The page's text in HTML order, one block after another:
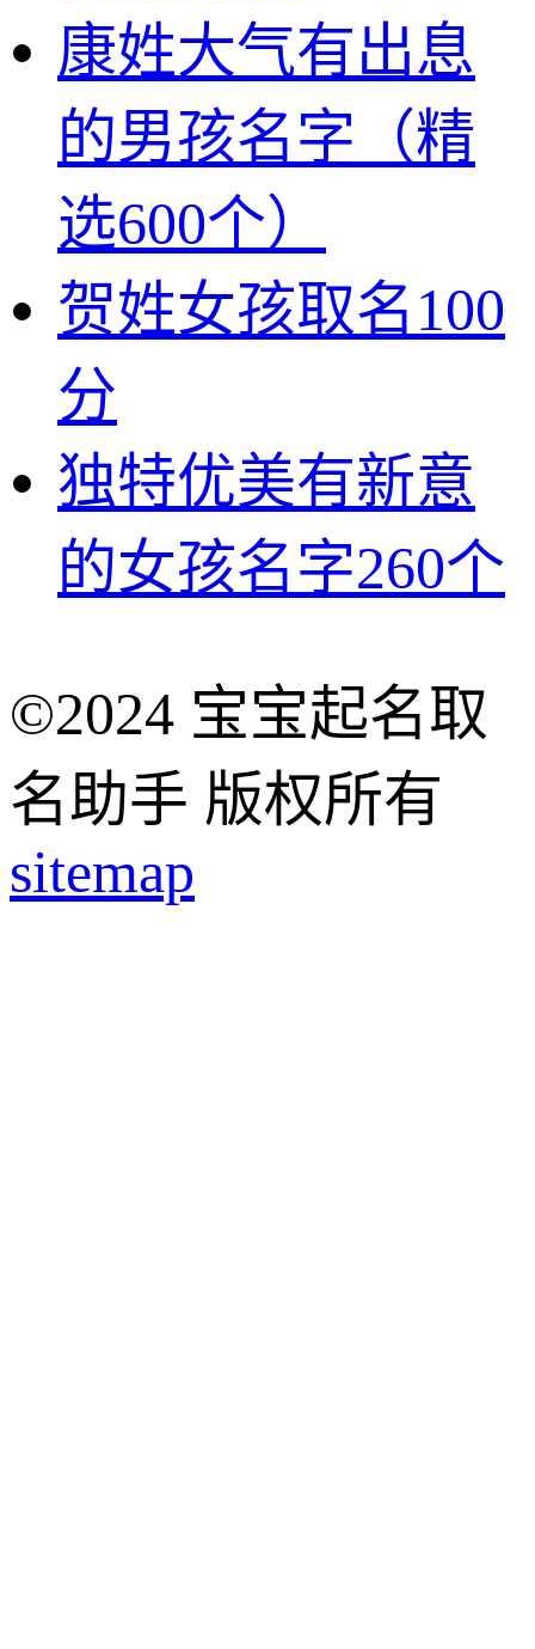
康姓大气有出息
的男孩名字（精
选600个）
贺姓女孩取名100
分
独特优美有新意
的女孩名字260个
©2024 宝宝起名取
名助手 版权所有
sitemap